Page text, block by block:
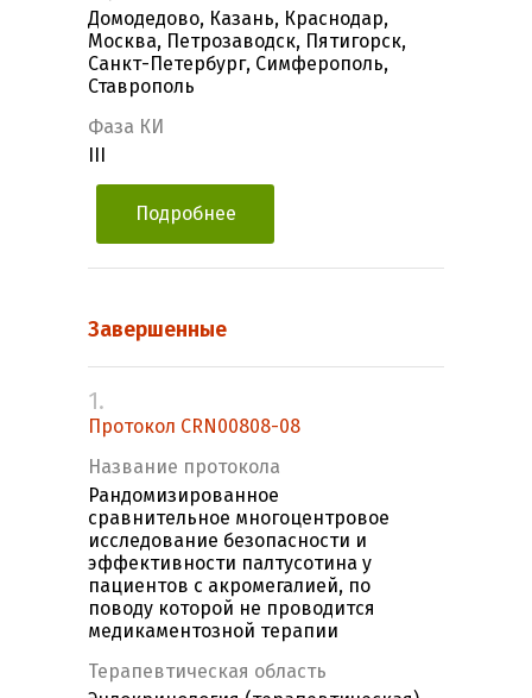
Домодедово, Казань, Краснодар,
Москва, Петрозаводск, Пятигорск,
Санкт-Петербург, Симферополь,
Ставрополь
Фаза КИ
Подробнее
Завершенные
1.
Протокол CRN00808-08
Название протокола
Рандомизированное
сравнительное многоцентровое
исследование безопасности и
эффективности палтусотина у
пациентов с акромегалией, по
поводу которой не проводится
медикаментозной терапии
Терапевтическая область